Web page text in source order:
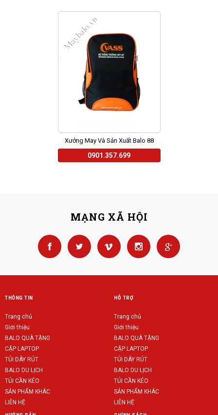
Xưởng May Và Sản Xuất Balo 88
0901.357.699
MẠNG XÃ HỘI
THÔNG TIN
Trang chủ
Giới thiệu
BALO QUÀ TẶNG
CẶP LAPTOP
TÚI DÂY RÚT
BALO DU LỊCH
TÚI CẦN KÉO
SẢN PHẨM KHÁC
LIÊN HỆ
HỖ TRỢ
Trang chủ
Giới thiệu
BALO QUÀ TẶNG
CẶP LAPTOP
TÚI DÂY RÚT
BALO DU LỊCH
TÚI CẦN KÉO
SẢN PHẨM KHÁC
LIÊN HỆ